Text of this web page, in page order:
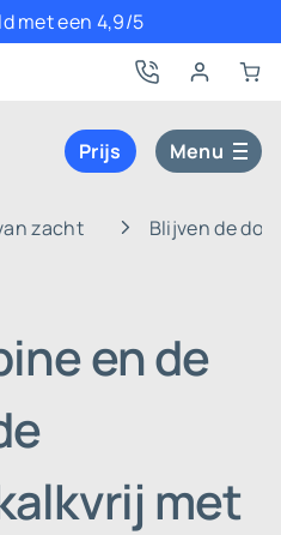
met een 4,9/5
Prijs Menu
zacht Blijven de
en de
met